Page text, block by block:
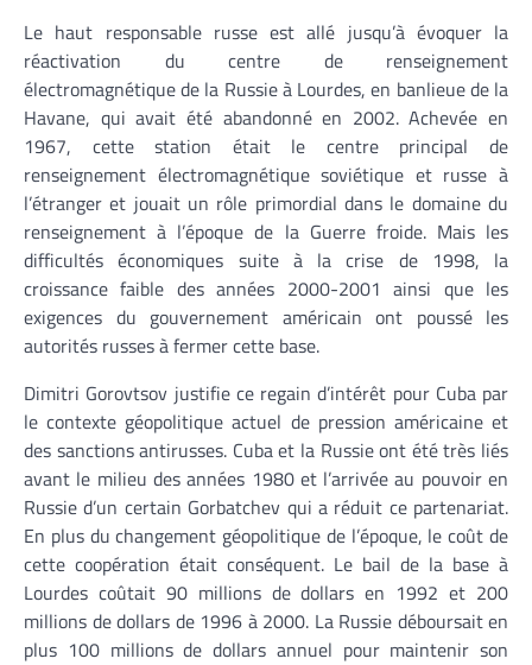
Le haut responsable russe est allé jusqu’à évoquer la
réactivation du centre de renseignement
électromagnétique de la Russie à Lourdes, en banlieue de la
Havane, qui avait été abandonné en 2002. Achevée en
1967, cette station était le centre principal de
renseignement électromagnétique soviétique et russe à
l’étranger et jouait un rôle primordial dans le domaine du
renseignement à l’époque de la Guerre froide. Mais les
difficultés économiques suite à la crise de 1998, la
croissance faible des années 2000-2001 ainsi que les
exigences du gouvernement américain ont poussé les
autorités russes à fermer cette base.
Dimitri Gorovtsov justifie ce regain d’intérêt pour Cuba par
le contexte géopolitique actuel de pression américaine et
des sanctions antirusses. Cuba et la Russie ont été très liés
avant le milieu des années 1980 et l’arrivée au pouvoir en
Russie d’un certain Gorbatchev qui a réduit ce partenariat.
En plus du changement géopolitique de l’époque, le coût de
cette coopération était conséquent. Le bail de la base à
Lourdes coûtait 90 millions de dollars en 1992 et 200
millions de dollars de 1996 à 2000. La Russie déboursait en
plus 100 millions de dollars annuel pour maintenir son